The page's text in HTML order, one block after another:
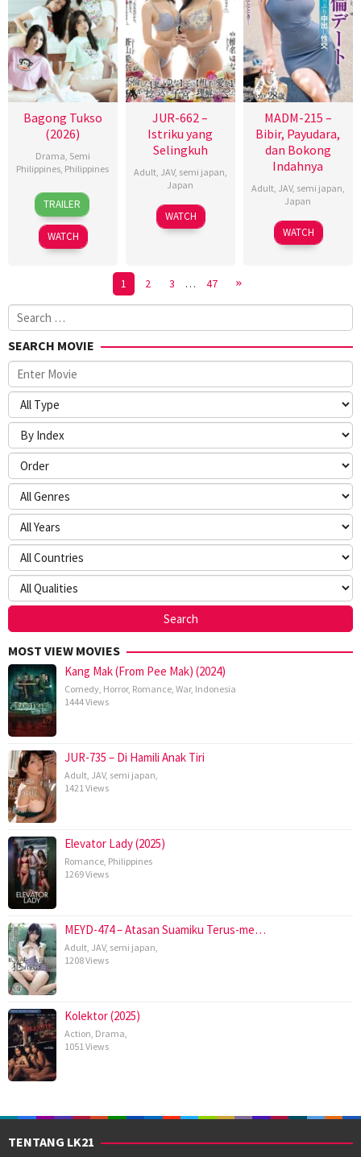
Bagong Tukso
(2026)
Drama Semi
Philippines Philippines
27
Jan
2026
Rodante
Pajemna
Jr.
TRAILER
WATCH
JUR-662 –
Istriku yang
Selingkuh
Adult, JAV, semi japan
Japan
WATCH
MADM-215 –
Bibir, Payudara,
dan Bokong
Indahnya
Adult, JAV, semi japan
Japan
WATCH
1 2 3 … 47
Search
for:
SEARCH MOVIE
MOST VIEW MOVIES
Kang Mak (From Pee Mak) (2024)
Comedy, Horror, Romance, War, Indonesia
1444 Views
JUR-735 – Di Hamili Anak Tiri
Adult, JAV, semi japan,
1421 Views
Elevator Lady (2025)
Romance, Philippines
1269 Views
MEYD-474 – Atasan Suamiku Terus-me…
Adult, JAV, semi japan,
1208 Views
Kolektor (2025)
Action, Drama,
1051 Views
TENTANG LK21